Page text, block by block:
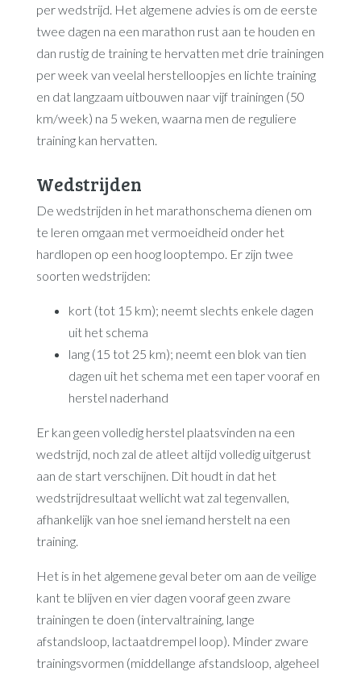
per wedstrijd. Het algemene advies is om de eerste
twee dagen na een marathon rust aan te houden en
dan rustig de training te hervatten met drie trainingen
per week van veelal herstelloopjes en lichte training
en dat langzaam uitbouwen naar vijf trainingen (50
km/week) na 5 weken, waarna men de reguliere
training kan hervatten.
Wedstrijden
De wedstrijden in het marathonschema dienen om
te leren omgaan met vermoeidheid onder het
hardlopen op een hoog looptempo. Er zijn twee
soorten wedstrijden:
kort (tot 15 km); neemt slechts enkele dagen
uit het schema
lang (15 tot 25 km); neemt een blok van tien
dagen uit het schema met een taper vooraf en
herstel naderhand
Er kan geen volledig herstel plaatsvinden na een
wedstrijd, noch zal de atleet altijd volledig uitgerust
aan de start verschijnen. Dit houdt in dat het
wedstrijdresultaat wellicht wat zal tegenvallen,
afhankelijk van hoe snel iemand herstelt na een
training.
Het is in het algemene geval beter om aan de veilige
kant te blijven en vier dagen vooraf geen zware
trainingen te doen (intervaltraining, lange
afstandsloop, lactaatdrempel loop). Minder zware
trainingsvormen (middellange afstandsloop, algeheel